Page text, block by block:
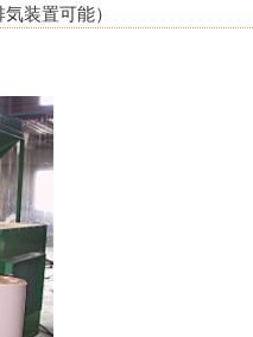
装置可能）